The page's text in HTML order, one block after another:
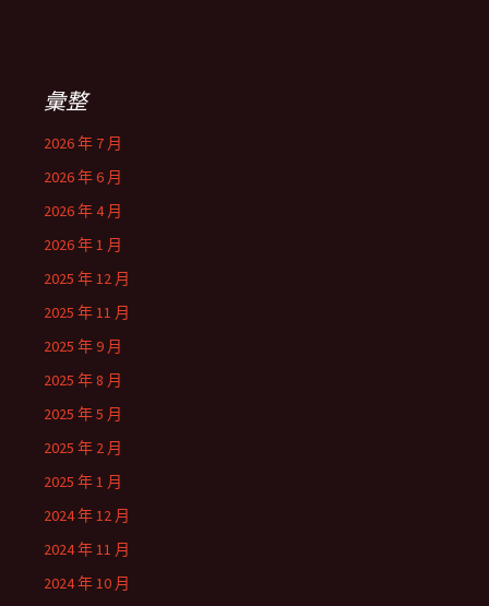
彙整
2026 年 7 月
2026 年 6 月
2026 年 4 月
2026 年 1 月
2025 年 12 月
2025 年 11 月
2025 年 9 月
2025 年 8 月
2025 年 5 月
2025 年 2 月
2025 年 1 月
2024 年 12 月
2024 年 11 月
2024 年 10 月